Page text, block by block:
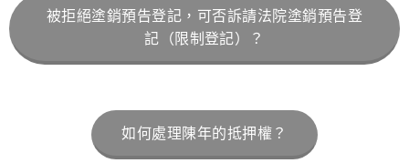
被拒絕塗銷預告登記，可否訴請法院塗銷預告登
記（限制登記）？
如何處理陳年的抵押權？